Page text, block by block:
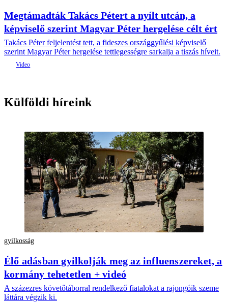
Megtámadták Takács Pétert a nyílt utcán, a
képviselő szerint Magyar Péter hergelése célt ért
Takács Péter feljelentést tett, a fideszes országgyűlési képviselő
szerint Magyar Péter hergelése tettlegességre sarkalja a tiszás híveit.
Külföldi híreink
gyilkosság
Élő adásban gyilkolják meg az influenszereket, a
kormány tehetetlen + videó
A százezres követőtáborral rendelkező fiatalokat a rajongóik szeme
láttára végzik ki.